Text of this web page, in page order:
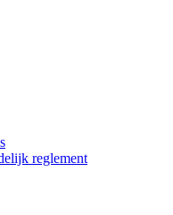
reglement